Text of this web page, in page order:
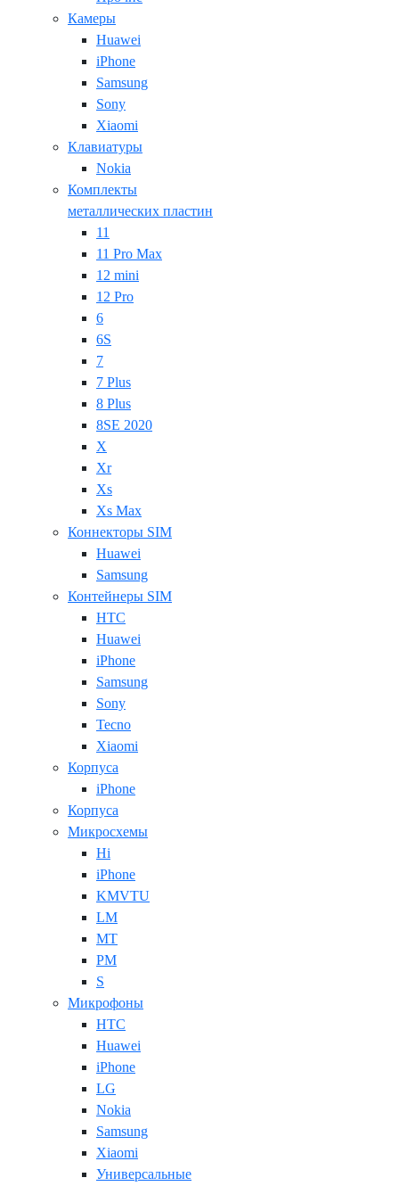
Камеры
Huawei
iPhone
Samsung
Sony
Xiaomi
Клавиатуры
Nokia
Комплекты
металлических пластин
11
11 Pro Max
12 mini
12 Pro
6
6S
7
7 Plus
8 Plus
8SE 2020
X
Xr
Xs
Xs Max
Коннекторы SIM
Huawei
Samsung
Контейнеры SIM
HTC
Huawei
iPhone
Samsung
Sony
Tecno
Xiaomi
Корпуса
iPhone
Корпуса
Микросхемы
Hi
iPhone
KMVTU
LM
MT
PM
S
Микрофоны
HTC
Huawei
iPhone
LG
Nokia
Samsung
Xiaomi
Универсальные